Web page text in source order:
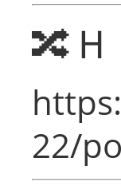
🔀
22/